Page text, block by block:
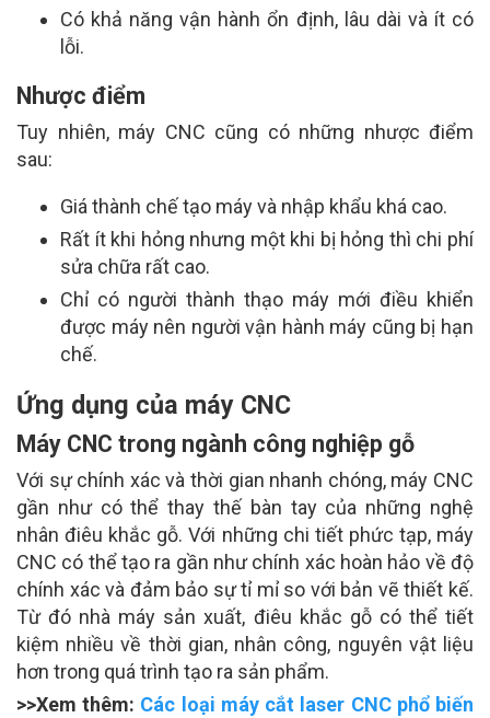
Có khả năng vận hành ổn định, lâu dài và ít có
lỗi.
Nhược điểm
Tuy nhiên, máy CNC cũng có những nhược điểm
sau:
Giá thành chế tạo máy và nhập khẩu khá cao.
Rất ít khi hỏng nhưng một khi bị hỏng thì chi phí
sửa chữa rất cao.
Chỉ có người thành thạo máy mới điều khiển
được máy nên người vận hành máy cũng bị hạn
chế.
Ứng dụng của máy CNC
Máy CNC trong ngành công nghiệp gỗ
Với sự chính xác và thời gian nhanh chóng, máy CNC
gần như có thể thay thế bàn tay của những nghệ
nhân điêu khắc gỗ. Với những chi tiết phức tạp, máy
CNC có thể tạo ra gần như chính xác hoàn hảo về độ
chính xác và đảm bảo sự tỉ mỉ so với bản vẽ thiết kế.
Từ đó nhà máy sản xuất, điêu khắc gỗ có thể tiết
kiệm nhiều về thời gian, nhân công, nguyên vật liệu
hơn trong quá trình tạo ra sản phẩm.
>>Xem thêm: Các loại máy cắt laser CNC phổ biến